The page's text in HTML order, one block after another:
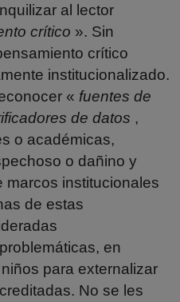
al lector
crítico ». Sin
crítico
institucionalizado.
« fuentes de
de datos ,
o académicas,
o dañino y
marcos institucionales
de estas
en
para externalizar
No se les